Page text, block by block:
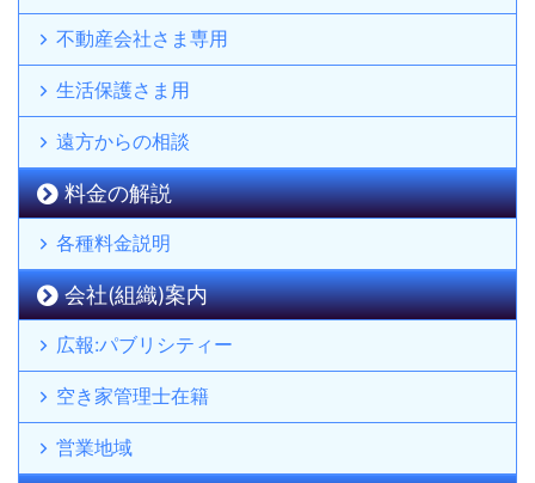
不動産会社さま専用
生活保護さま用
遠方からの相談
料金の解説
各種料金説明
会社(組織)案内
広報:パブリシティー
空き家管理士在籍
営業地域